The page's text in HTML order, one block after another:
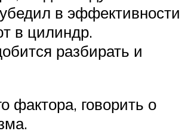
в эффективности
в цилиндр.
разбирать и
фактора, говорить о